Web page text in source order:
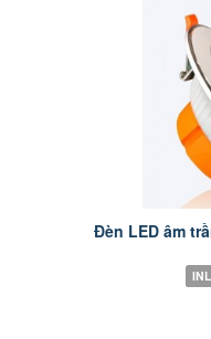
Đèn LED âm